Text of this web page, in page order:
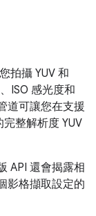
拍攝 YUV 和
ISO 感光度和
道可讓您在支援
整解析度 YUV
API 還會揭露相
影格擷取設定的